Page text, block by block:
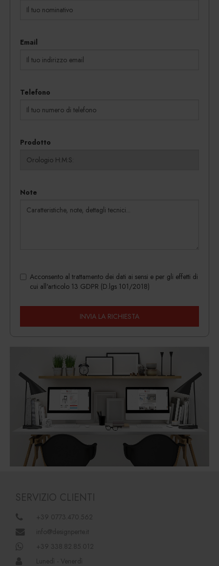
Email
Telefono
Prodotto
Note
Acconsento al trattamento dei dati ai sensi e per gli effetti di
cui all'articolo 13 GDPR (D.lgs 101/2018)
INVIA LA RICHIESTA
SERVIZIO CLIENTI
+39 0773.470.562
info@designperte.it
+39 338.82.85.012
Lunedì - Venerdì